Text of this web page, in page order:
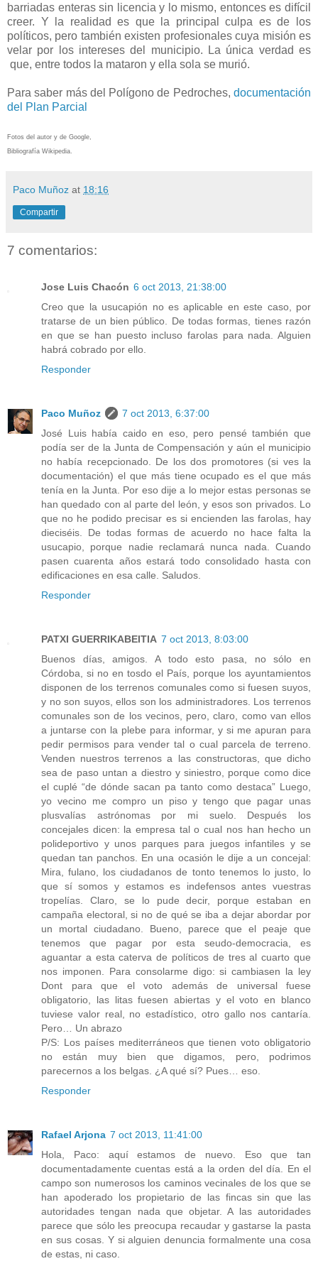
barriadas enteras sin licencia y lo mismo, entonces es difícil
creer. Y la realidad es que la principal culpa es de los
políticos, pero también existen profesionales cuya misión es
velar por los intereses del municipio. La única verdad es
que, entre todos la mataron y ella sola se murió.
Para saber más del Polígono de Pedroches, documentación
del Plan Parcial
Fotos del autor y de Google,
Bibliografía Wikipedia.
Paco Muñoz at 18:16
Compartir
7 comentarios:
Jose Luis Chacón 6 oct 2013, 21:38:00
Creo que la usucapión no es aplicable en este caso, por
tratarse de un bien público. De todas formas, tienes razón
en que se han puesto incluso farolas para nada. Alguien
habrá cobrado por ello.
Responder
Paco Muñoz
7 oct 2013, 6:37:00
José Luis había caido en eso, pero pensé también que
podía ser de la Junta de Compensación y aún el municipio
no había recepcionado. De los dos promotores (si ves la
documentación) el que más tiene ocupado es el que más
tenía en la Junta. Por eso dije a lo mejor estas personas se
han quedado con al parte del león, y esos son privados. Lo
que no he podido precisar es si encienden las farolas, hay
dieciséis. De todas formas de acuerdo no hace falta la
usucapio, porque nadie reclamará nunca nada. Cuando
pasen cuarenta años estará todo consolidado hasta con
edificaciones en esa calle. Saludos.
Responder
PATXI GUERRIKABEITIA 7 oct 2013, 8:03:00
Buenos días, amigos. A todo esto pasa, no sólo en
Córdoba, si no en tosdo el País, porque los ayuntamientos
disponen de los terrenos comunales como si fuesen suyos,
y no son suyos, ellos son los administradores. Los terrenos
comunales son de los vecinos, pero, claro, como van ellos
a juntarse con la plebe para informar, y si me apuran para
pedir permisos para vender tal o cual parcela de terreno.
Venden nuestros terrenos a las constructoras, que dicho
sea de paso untan a diestro y siniestro, porque como dice
el cuplé “de dónde sacan pa tanto como destaca” Luego,
yo vecino me compro un piso y tengo que pagar unas
plusvalías astrónomas por mi suelo. Después los
concejales dicen: la empresa tal o cual nos han hecho un
polideportivo y unos parques para juegos infantiles y se
quedan tan panchos. En una ocasión le dije a un concejal:
Mira, fulano, los ciudadanos de tonto tenemos lo justo, lo
que sí somos y estamos es indefensos antes vuestras
tropelías. Claro, se lo pude decir, porque estaban en
campaña electoral, si no de qué se iba a dejar abordar por
un mortal ciudadano. Bueno, parece que el peaje que
tenemos que pagar por esta seudo-democracia, es
aguantar a esta caterva de políticos de tres al cuarto que
nos imponen. Para consolarme digo: si cambiasen la ley
Dont para que el voto además de universal fuese
obligatorio, las litas fuesen abiertas y el voto en blanco
tuviese valor real, no estadístico, otro gallo nos cantaría.
Pero… Un abrazo
P/S: Los países mediterráneos que tienen voto obligatorio
no están muy bien que digamos, pero, podrimos
parecernos a los belgas. ¿A qué sí? Pues… eso.
Responder
Rafael Arjona 7 oct 2013, 11:41:00
Hola, Paco: aquí estamos de nuevo. Eso que tan
documentadamente cuentas está a la orden del día. En el
campo son numerosos los caminos vecinales de los que se
han apoderado los propietario de las fincas sin que las
autoridades tengan nada que objetar. A las autoridades
parece que sólo les preocupa recaudar y gastarse la pasta
en sus cosas. Y si alguien denuncia formalmente una cosa
de estas, ni caso.